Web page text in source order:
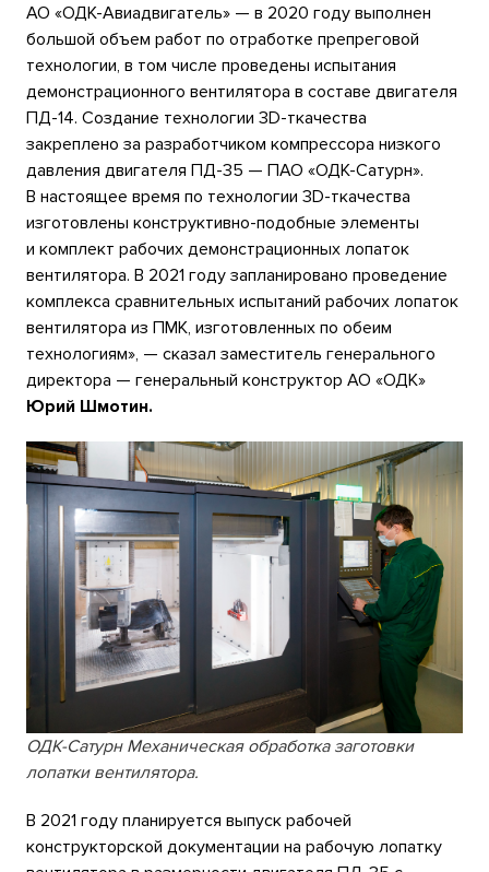
АО «ОДК-Авиадвигатель» — в 2020 году выполнен
большой объем работ по отработке препреговой
технологии, в том числе проведены испытания
демонстрационного вентилятора в составе двигателя
ПД-14. Создание технологии 3D-ткачества
закреплено за разработчиком компрессора низкого
давления двигателя ПД-35 — ПАО «ОДК-Сатурн».
В настоящее время по технологии 3D-ткачества
изготовлены конструктивно-подобные элементы
и комплект рабочих демонстрационных лопаток
вентилятора. В 2021 году запланировано проведение
комплекса сравнительных испытаний рабочих лопаток
вентилятора из ПМК, изготовленных по обеим
технологиям», — сказал заместитель генерального
директора — генеральный конструктор АО «ОДК»
Юрий Шмотин.
ОДК-Сатурн Механическая обработка заготовки
лопатки вентилятора.
В 2021 году планируется выпуск рабочей
конструкторской документации на рабочую лопатку